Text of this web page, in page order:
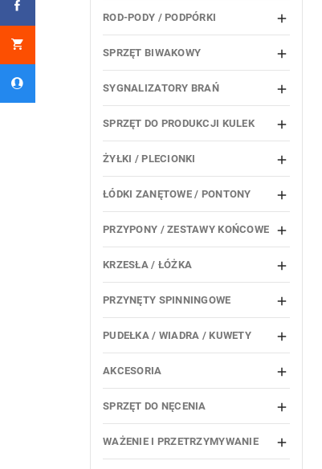
ROD-PODY / PODPÓRKI 
SPRZĘT BIWAKOWY 
SYGNALIZATORY BRAŃ 
SPRZĘT DO PRODUKCJI KULEK 
ŻYŁKI / PLECIONKI 
ŁÓDKI ZANĘTOWE / PONTONY 
PRZYPONY / ZESTAWY KOŃCOWE 
KRZESŁA / ŁÓŻKA 
PRZYNĘTY SPINNINGOWE 
PUDEŁKA / WIADRA / KUWETY 
AKCESORIA 
SPRZĘT DO NĘCENIA 
WAŻENIE I PRZETRZYMYWANIE 